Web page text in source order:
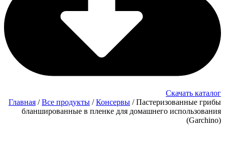
Скачать каталог
Главная /Все продукты /‍Консервы / Пастеризованные грибы
бланшированные в пленке для домашнего использования
(Garchino)